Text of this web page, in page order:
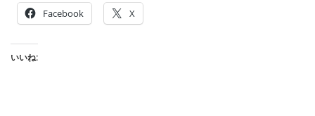
Facebook X
いいね: